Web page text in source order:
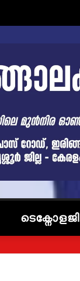
ടെക്നോളജി